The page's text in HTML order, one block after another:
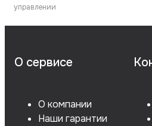
управлении
О сервисе
О компании
Наши гарантии